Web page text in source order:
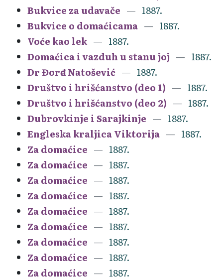
Bukvice za udavače
1887.
Bukvice o domaćicama
1887.
Voće kao lek
1887.
Domaćica i vazduh u stanu joj
1887.
Dr Đorđe Natošević
1887.
Društvo i hrišćanstvo (deo 1)
1887.
Društvo i hrišćanstvo (deo 2)
1887.
Dubrovkinje i Sarajkinje
1887.
Engleska kraljica Viktorija
1887.
Za domaćice
1887.
Za domaćice
1887.
Za domaćice
1887.
Za domaćice
1887.
Za domaćice
1887.
Za domaćice
1887.
Za domaćice
1887.
Za domaćice
1887.
Za domaćice
1887.